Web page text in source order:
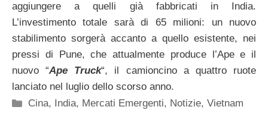
aggiungere a quelli già fabbricati in India.
L’investimento totale sarà di 65 milioni: un nuovo
stabilimento sorgerà accanto a quello esistente, nei
pressi di Pune, che attualmente produce l’Ape e il
nuovo “Ape Truck“, il camioncino a quattro ruote
lanciato nel luglio dello scorso anno.
Categorie
Cina, India, Mercati Emergenti, Notizie,Vietnam